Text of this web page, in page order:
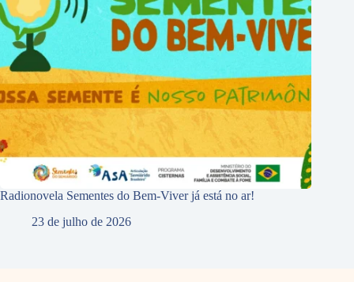
Radionovela Sementes do Bem-Viver já está no ar!
23 de julho de 2026